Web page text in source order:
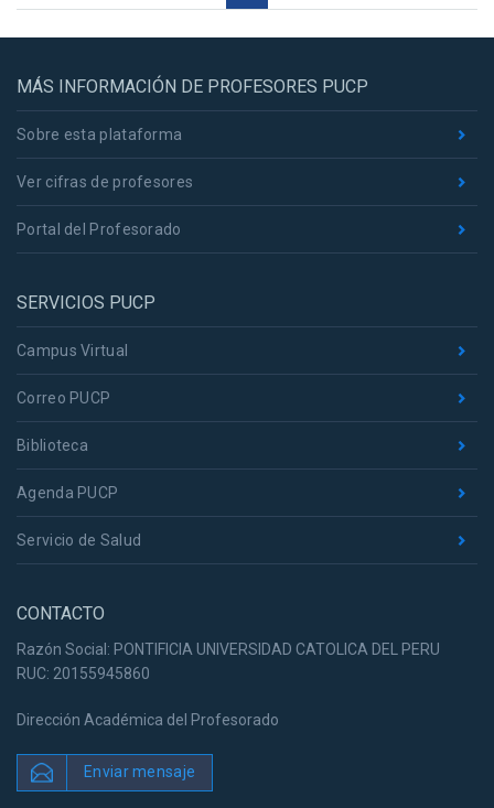
MÁS INFORMACIÓN DE PROFESORES PUCP
Sobre esta plataforma
Ver cifras de profesores
Portal del Profesorado
SERVICIOS PUCP
Campus Virtual
Correo PUCP
Biblioteca
Agenda PUCP
Servicio de Salud
CONTACTO
Razón Social: PONTIFICIA UNIVERSIDAD CATOLICA DEL PERU
RUC: 20155945860
Dirección Académica del Profesorado
Enviar mensaje